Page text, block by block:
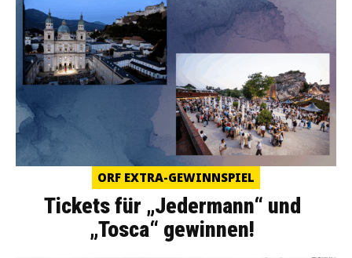
ORF EXTRA-GEWINNSPIEL
Tickets für „Jedermann“ und
„Tosca“ gewinnen!